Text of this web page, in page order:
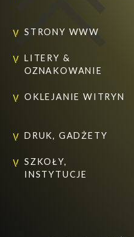
STRONY WWW
LITERY &
OZNAKOWANIE
OKLEJANIE WITRYN
DRUK, GADŻETY
SZKOŁY,
INSTYTUCJE